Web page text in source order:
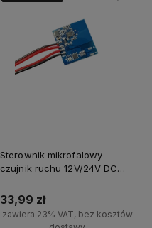
Sterownik mikrofalowy
czujnik ruchu 12V/24V DC
33,99 zł
zawiera 23% VAT, bez kosztów